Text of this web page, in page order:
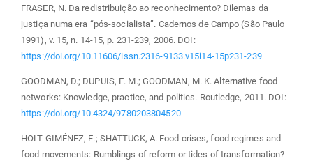
FRASER, N. Da redistribuição ao reconhecimento? Dilemas da
justiça numa era “pós-socialista”. Cadernos de Campo (São Paulo
1991), v. 15, n. 14-15, p. 231-239, 2006. DOI:
https://doi.org/10.11606/issn.2316-9133.v15i14-15p231-239
GOODMAN, D.; DUPUIS, E. M.; GOODMAN, M. K. Alternative food
networks: Knowledge, practice, and politics. Routledge, 2011. DOI:
https://doi.org/10.4324/9780203804520
HOLT GIMÉNEZ, E.; SHATTUCK, A. Food crises, food regimes and
food movements: Rumblings of reform or tides of transformation?